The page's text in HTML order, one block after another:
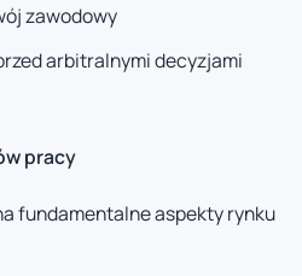
zawodowy
arbitralnymi decyzjami
pracy
fundamentalne aspekty rynku